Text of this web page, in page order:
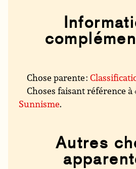
Chose parente :
Choses faisant référence à
Sunnisme.
Autres